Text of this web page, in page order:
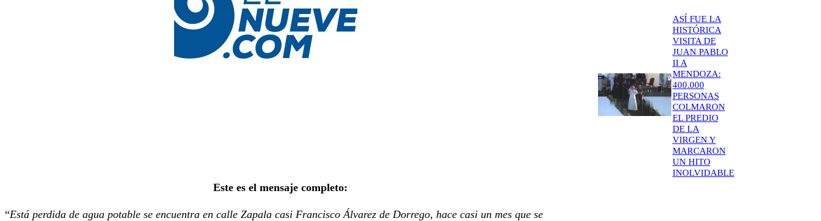
Este es el mensaje completo:
“Está perdida de agua potable se encuentra en calle Zapala casi Francisco Álvarez de Dorrego, hace casi un mes que se
ASÍ FUE LA
HISTÓRICA
VISITA DE
JUAN PABLO
II A
MENDOZA:
400.000
PERSONAS
COLMARON
EL PREDIO
DE LA
VIRGEN Y
MARCARON
UN HITO
INOLVIDABLE